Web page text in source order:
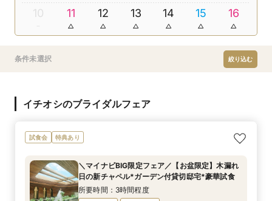
10 11 12 13 14 15 16
条件未選択 絞り込む
イチオシのブライダルフェア
試食会 特典あり
＼マイナビBIG限定フェア／【お盆限定】木漏れ
日の新チャペル*ガーデン付貸切邸宅*豪華試食
所要時間：3時間程度